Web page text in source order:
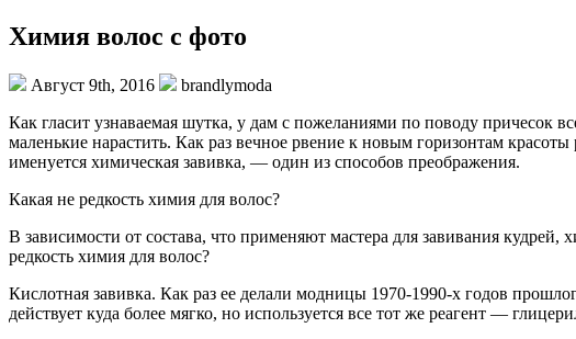
Химия волос с фото
Август 9th, 2016
brandlymoda
Как гласит узнаваемая шутка, у дам с пожеланиями по поводу причесок
маленькие нарастить. Как раз вечное рвение к новым горизонтам
именуется химическая завивка, — один из способов преображения.
Какая не редкость химия для волос?
В зависимости от состава, что применяют мастера для завивания
редкость химия для волос?
Кислотная завивка. Как раз ее делали модницы 1970-1990-х годов
действует куда более мягко, но используется все тот же реагент —